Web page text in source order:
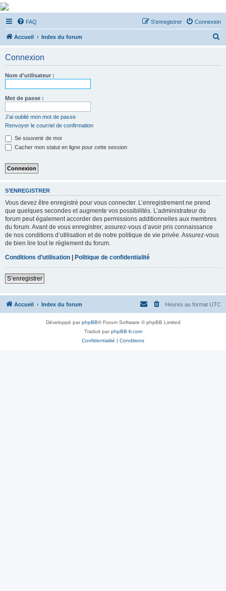
De Musicae Militari -
Forums
Forums de discussions
FAQ Connexion
S’enregistrer
Accueil Index du forum
Connexion
Nom d’utilisateur :
Mot de passe :
J’ai oublié mon mot de passe
Renvoyer le courriel de confirmation
Se souvenir de moi
Cacher mon statut en ligne pour cette session
S’ENREGISTRER
Vous devez être enregistré pour vous connecter. L’enregistrement ne prend
que quelques secondes et augmente vos possibilités. L’administrateur du
forum peut également accorder des permissions additionnelles aux membres
du forum. Avant de vous enregistrer, assurez-vous d’avoir pris connaissance
de nos conditions d’utilisation et de notre politique de vie privée. Assurez-vous
de bien lire tout le règlement du forum.
Conditions d’utilisation | Politique de confidentialité
S’enregistrer
Accueil Index du forum Heures au format UTC
Développé parphpBB® Forum Software © phpBB Limited
Traduit parphpBB-fr.com
Confidentialité | Conditions